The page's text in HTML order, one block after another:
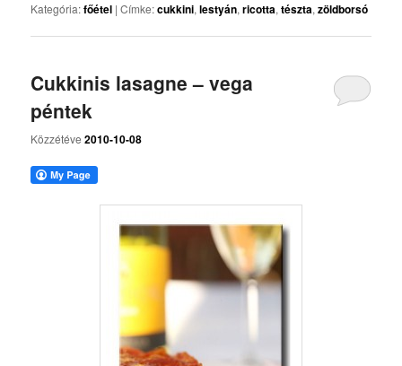
Kategória:főétel |Címke:cukkini,lestyán,ricotta,tészta,zöldborsó
Cukkinis lasagne – vega
péntek
Közzétéve2010-10-08